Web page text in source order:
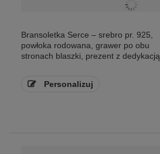
Bransoletka Serce – srebro pr. 925,
powłoka rodowana, grawer po obu
stronach blaszki, prezent z dedykacją
Personalizuj